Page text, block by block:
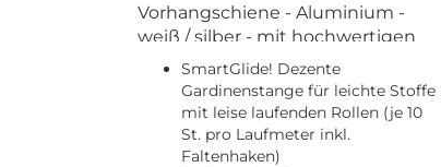
Vorhangschiene - Aluminium -
weiß / silber - mit hochwertigen
Leichtlaufrollen
SmartGlide! Dezente
Gardinenstange für leichte Stoffe
mit leise laufenden Rollen (je 10
St. pro Laufmeter inkl.
Faltenhaken)